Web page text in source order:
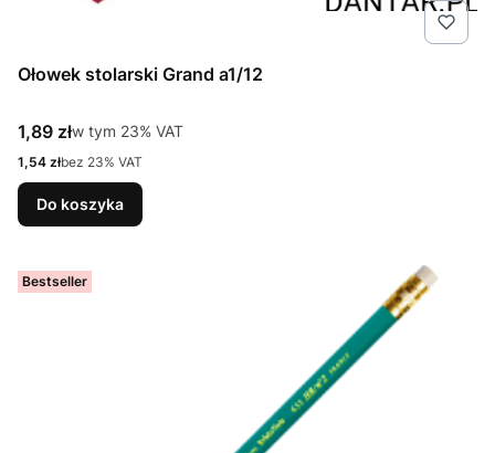
Ołowek stolarski Grand a1/12
Cena brutto
1,89 złw tym %s VAT
w tym 23% VAT
Cena netto
1,54 złbez 23% VAT
Do koszyka
Bestseller